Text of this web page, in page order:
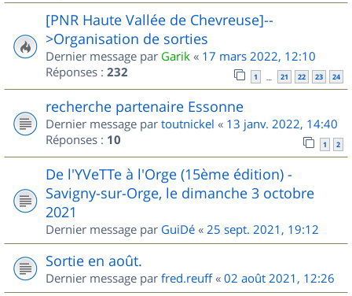
[PNR Haute Vallée de Chevreuse]--
>Organisation de sorties
Dernier message par Garik « 17 mars 2022, 12:10
Réponses : 232 1 … 21 22 23 24
recherche partenaire Essonne
Dernier message par toutnickel « 13 janv. 2022, 14:40
Réponses : 10 1 2
De l'YVeTTe à l'Orge (15ème édition) -
Savigny-sur-Orge, le dimanche 3 octobre
2021
Dernier message par GuiDé « 25 sept. 2021, 19:12
Sortie en août.
Dernier message par fred.reuff« 02 août 2021, 12:26